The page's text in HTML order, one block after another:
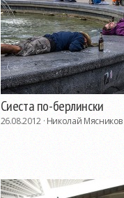
Сиеста по-берлински
26.08.2012 ·Николай Мясников